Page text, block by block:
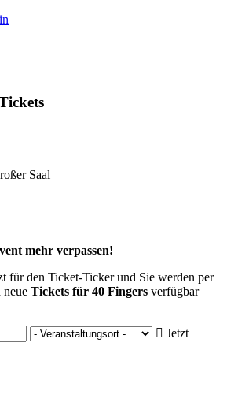
Saal
mehr verpassen!
für den Ticket-Ticker und Sie werden per
Tickets für 40 Fingers verfügbar
Jetzt